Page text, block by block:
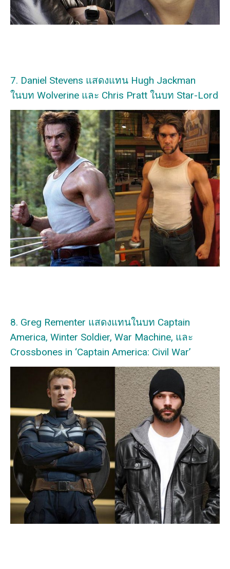
7. Daniel Stevens แสดงแทน Hugh Jackman
ในบท Wolverine และ Chris Pratt ในบท Star-Lord
8. Greg Rementer แสดงแทนในบท Captain
America, Winter Soldier, War Machine, และ
Crossbones in ‘Captain America: Civil War’